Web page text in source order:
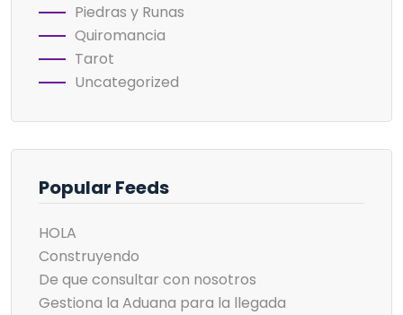
Piedras y Runas
Quiromancia
Tarot
Uncategorized
Popular Feeds
HOLA
Construyendo
De que consultar con nosotros
Gestiona la Aduana para la llegada